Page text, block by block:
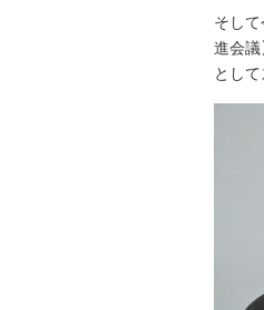
そし
進会議
として